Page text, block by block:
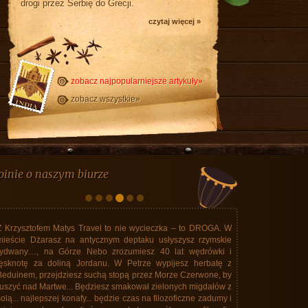
drogi przez Serbię do Grecji.
czytaj więcej »
zobacz najpopularniejsze artykuły»
zobacz wszystkie»
o naszym biurze
raz pojechaliśmy za granicę z Matys Travel. Były
obawy. Dotychczas mieliśmy pewne doświadczenia
z wielkimi biurami podróży. Rzeczywistość przerosła
nasze oczekiwania. Byliśmy w lutym 2025 roku na
To było niesamowite ! Doskonale ułożony program
Trasa objazdu na Kubie wyczerpująca ale dająca
zobaczenia wszystkiego co na Kubie warto obejrzeć.